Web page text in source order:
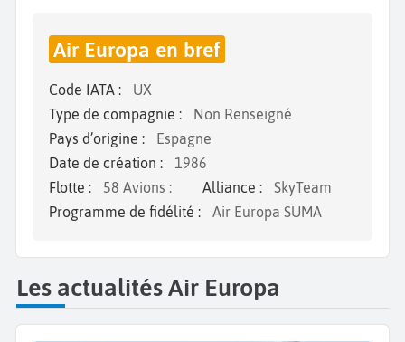
Air Europa en bref
Code IATA :
UX
Type de compagnie :
Non Renseigné
Pays d’origine :
Espagne
Date de création :
1986
Flotte :
58 Avions : Alliance :
SkyTeam
Programme de fidélité :
Air Europa SUMA
Les actualités Air Europa